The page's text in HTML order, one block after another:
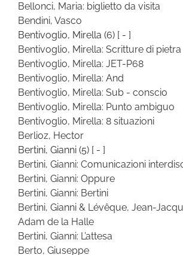
Bellonci, Maria: biglietto da visita
Bendini, Vasco
Bentivoglio, Mirella (6) [ - ]
Bentivoglio, Mirella: Scritture di pietra
Bentivoglio, Mirella: JET-P68
Bentivoglio, Mirella: And
Bentivoglio, Mirella: Sub - conscio
Bentivoglio, Mirella: Punto ambiguo
Bentivoglio, Mirella: 8 situazioni
Berlioz, Hector
Bertini, Gianni (5) [ - ]
Bertini, Gianni: Comunicazioni
Bertini, Gianni: Oppure
Bertini, Gianni: Bertini
Bertini, Gianni & Lévêque, Jean-
Adam de la Halle
Bertini, Gianni: L’attesa
Berto, Giuseppe